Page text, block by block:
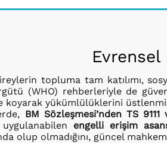
Evrensel
topluma tam katılımı,
(WHO) rehberleriyle de
koyarak yükümlülüklerini
BM Sözleşmesi’nden TS
uygulanabilen engelli erişim
olup olmadığını, güncel